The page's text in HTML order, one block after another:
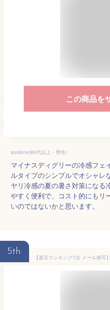
この商品を
aualone(80代以上・男性)
マイナスディグリーの冷感フェ
ルタイプのシンプルでオシャレ
ヤリ冷感の夏の暑さ対策になる
やすく便利で、コスト的にもリ
いのではないかと思います。
5th